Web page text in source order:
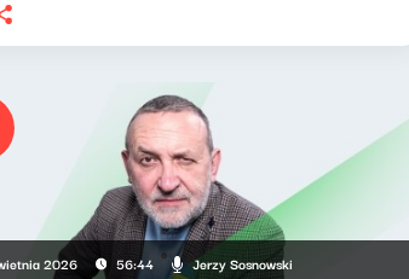
2026 56:44 Jerzy Sosnowski